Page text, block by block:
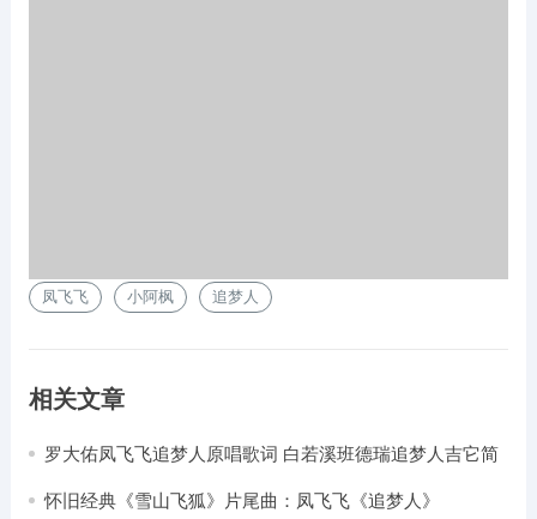
凤飞飞 小阿枫 追梦人
相关文章
罗大佑凤飞飞追梦人原唱歌词 白若溪班德瑞追梦人吉它简
怀旧经典《雪山飞狐》片尾曲：凤飞飞《追梦人》